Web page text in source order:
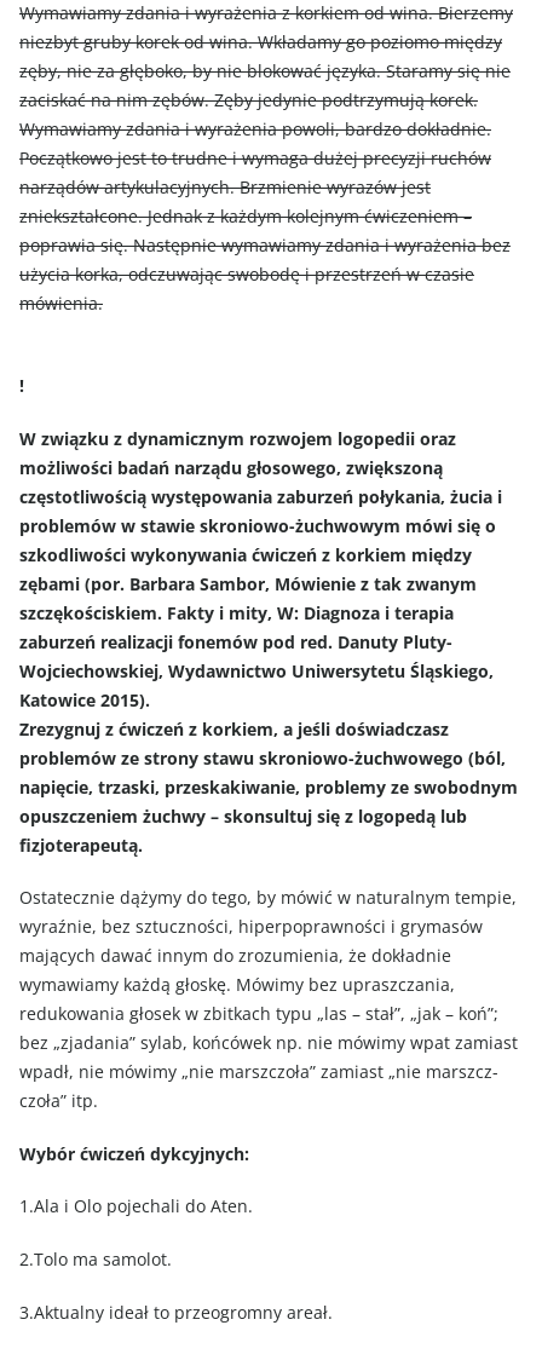
Wymawiamy zdania i wyrażenia z korkiem od wina. Bierzemy
niezbyt gruby korek od wina. Wkładamy go poziomo między
zęby, nie za głęboko, by nie blokować języka. Staramy się nie
zaciskać na nim zębów. Zęby jedynie podtrzymują korek.
Wymawiamy zdania i wyrażenia powoli, bardzo dokładnie.
Początkowo jest to trudne i wymaga dużej precyzji ruchów
narządów artykulacyjnych. Brzmienie wyrazów jest
zniekształcone. Jednak z każdym kolejnym ćwiczeniem –
poprawia się. Następnie wymawiamy zdania i wyrażenia bez
użycia korka, odczuwając swobodę i przestrzeń w czasie
mówienia.
!
W związku z dynamicznym rozwojem logopedii oraz
możliwości badań narządu głosowego, zwiększoną
częstotliwością występowania zaburzeń połykania, żucia i
problemów w stawie skroniowo-żuchwowym mówi się o
szkodliwości wykonywania ćwiczeń z korkiem między
zębami (por. Barbara Sambor, Mówienie z tak zwanym
szczękościskiem. Fakty i mity, W: Diagnoza i terapia
zaburzeń realizacji fonemów pod red. Danuty Pluty-
Wojciechowskiej, Wydawnictwo Uniwersytetu Śląskiego,
Katowice 2015).
Zrezygnuj z ćwiczeń z korkiem, a jeśli doświadczasz
problemów ze strony stawu skroniowo-żuchwowego (ból,
napięcie, trzaski, przeskakiwanie, problemy ze swobodnym
opuszczeniem żuchwy – skonsultuj się z logopedą lub
fizjoterapeutą.
Ostatecznie dążymy do tego, by mówić w naturalnym tempie,
wyraźnie, bez sztuczności, hiperpoprawności i grymasów
mających dawać innym do zrozumienia, że dokładnie
wymawiamy każdą głoskę. Mówimy bez upraszczania,
redukowania głosek w zbitkach typu „las – stał”, „jak – koń”;
bez „zjadania” sylab, końcówek np. nie mówimy wpat zamiast
wpadł, nie mówimy „nie marszczoła” zamiast „nie marszcz-
czoła” itp.
Wybór ćwiczeń dykcyjnych:
1.Ala i Olo pojechali do Aten.
2.Tolo ma samolot.
3.Aktualny ideał to przeogromny areał.